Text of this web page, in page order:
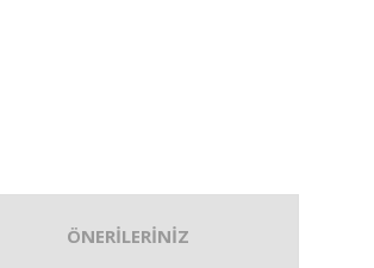
ÖNERİLERİNİZ